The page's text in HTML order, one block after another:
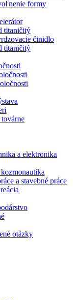
formy
titaničitý
činidlo
titaničitý
a elektronika
a stavebné práce
otázky